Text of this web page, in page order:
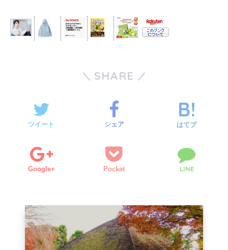
SHARE
ツイート シェア はてブ
Google+ Pocket LINE